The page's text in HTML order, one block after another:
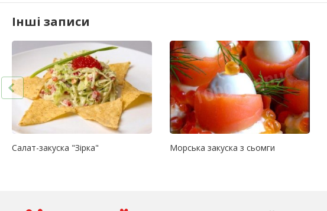
Інші записи
Салат-закуска "Зірка" Морська закуска з сьомги